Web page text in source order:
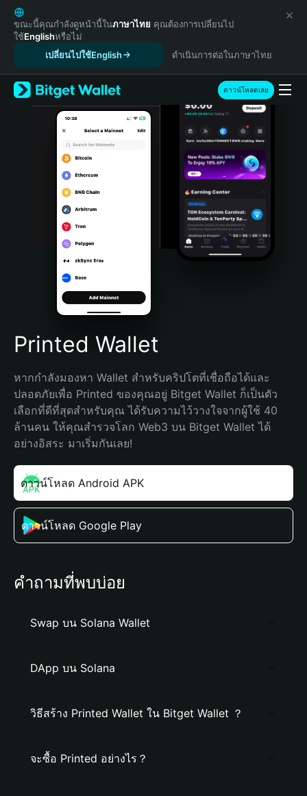
English
日本語
Tiếng Việt
Español (Latinoamérica)
Türkçe
Italiano
Português (Portugal)
Bahasa Indonesia
Português (Brasil)
Español (Argentina)
ขณะนี้คุณกำลังดูหน้านี้ในภาษาไทย คุณต้องการเปลี่ยนไป
ใช้Englishหรือไม่
เปลี่ยนไปใช้English
ดำเนินการต่อในภาษาไทย
ดาวน์โหลดเลย
Printed Wallet
หากกำลังมองหา Wallet สำหรับคริปโตที่เชื่อถือได้และ
ปลอดภัยเพื่อ Printed ของคุณอยู่ Bitget Wallet ก็เป็นตัว
เลือกที่ดีที่สุดสำหรับคุณ ได้รับความไว้วางใจจากผู้ใช้ 40
ล้านคน ให้คุณสำรวจโลก Web3 บน Bitget Wallet ได้
อย่างอิสระ มาเริ่มกันเลย!
ดาวน์โหลด Android APK
ดาวน์โหลด Google Play
คำถามที่พบบ่อย
Swap บน Solana Wallet
DApp บน Solana
วิธีสร้าง Printed Wallet ใน Bitget Wallet ？
จะซื้อ Printed อย่างไร？